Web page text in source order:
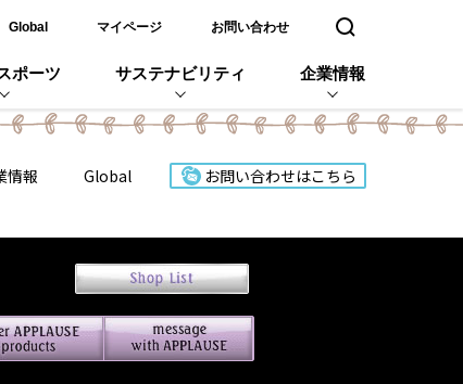
Global新しいウィンドウで開く
マイページ お問い合わせ 検索窓を開く
ポーツ サステナビリティ 企業情報
情報 Global お問い合わせはこちら